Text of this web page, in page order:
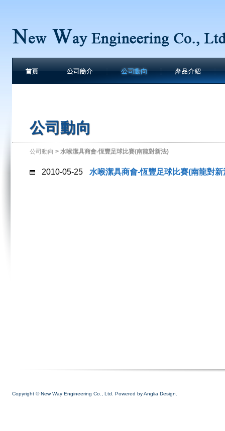
公司動向
公司動向 > 水喉潔具商會-恆豐足球比賽(南龍對新法)
2010-05-25 水喉潔具商會-恆豐足球比賽(南龍對新
Copyright © New Way Engineering Co., Ltd. Powered byAnglia Design.